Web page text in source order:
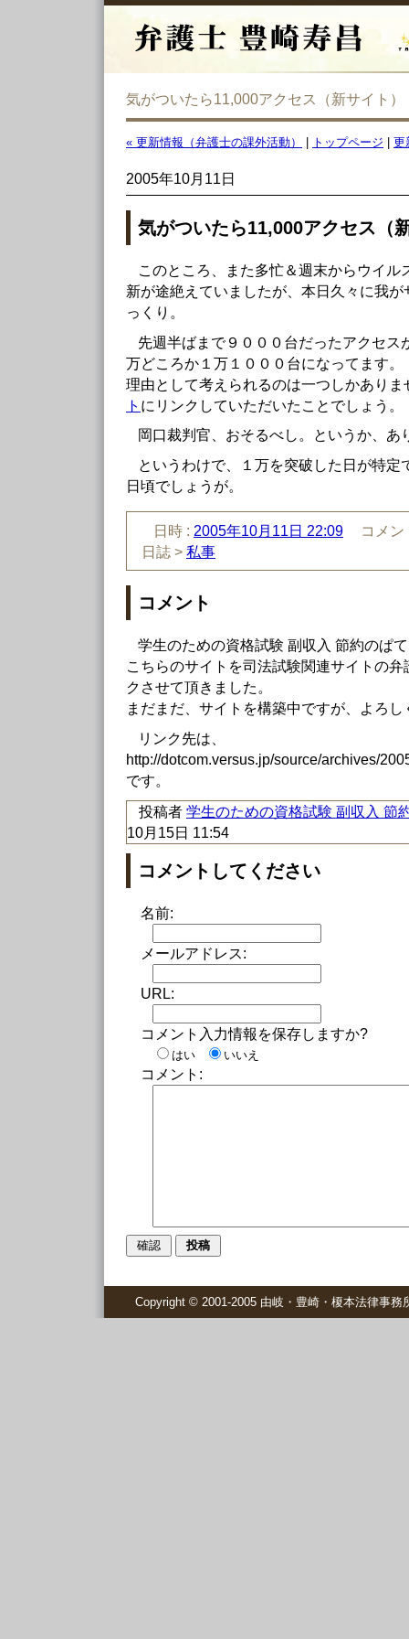
気がついたら11,000アクセス（新サイト）
« 更新情報（弁護士の課外活動） トップページ 更
2005年10月11日
気がついたら11,000アクセス（
このところ、また多忙＆週末からウイル
新が途絶えていましたが、本日久々に我
っくり。
先週半ばまで９０００台だったアクセス
万どころか１万１０００台になってます。
理由として考えられるのは一つしかありま
ト にリンクしていただいたことでしょう。
岡口裁判官、おそるべし。というか、あ
というわけで、１万を突破した日が特定
日頃でしょうが。
日時 : 2005年10月11日 22:09
コメ
日誌 > 私事
コメント
学生のための資格試験 副収入 節約のぱ
こちらのサイトを司法試験関連サイトの
クさせて頂きました。
まだまだ、サイトを構築中ですが、よろ
リンク先は、
http://dotcom.versus.jp/source/archives/
です。
投稿者 学生のための資格試験 副収入 節
10月15日 11:54
コメントしてください
名前:
メールアドレス:
URL:
コメント入力情報を保存しますか?
はい いいえ
コメント:
Copyright © 2001-2005 由岐・豊崎・榎本法律事